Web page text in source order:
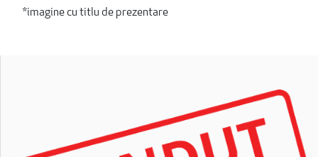
*imagine cu titlu de prezentare